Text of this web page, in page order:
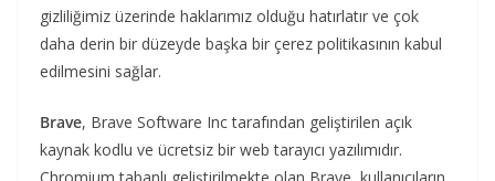
gizliliğimiz üzerinde haklarımız olduğu hatırlatır ve çok
daha derin bir düzeyde başka bir çerez politikasının kabul
edilmesini sağlar.
Brave, Brave Software Inc tarafından geliştirilen açık
kaynak kodlu ve ücretsiz bir web tarayıcı yazılımıdır.
Chromium tabanlı geliştirilmekte olan Brave, kullanıcıların